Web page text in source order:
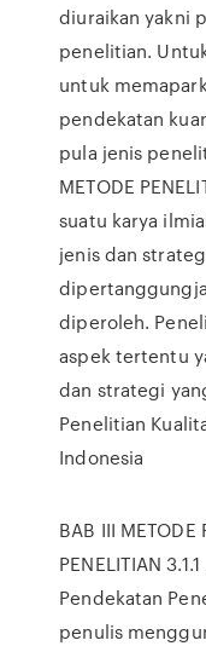
diuraikan yakni
penelitian.
untuk
pendekatan
pula jenis
METODE
suatu karya
jenis dan
diperoleh.
aspek tertentu
dan strategi
Penelitian
Indonesia
BAB III METODE
PENELITIAN
Pendekatan
penulis